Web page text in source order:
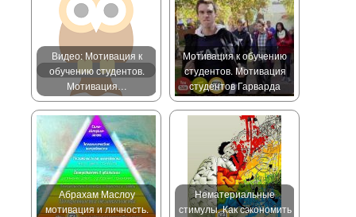
Видео: Мотивация к
обучению студентов.
Мотивация…
Мотивация к обучению
студентов. Мотивация
студентов Гарварда
Абрахам Маслоу
мотивация и личность.
Нематериальные
стимулы. Как сэкономить